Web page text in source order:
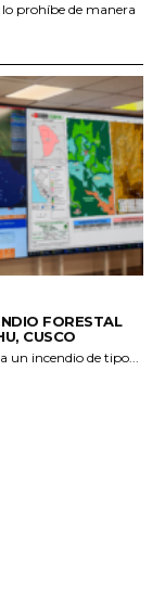
lo prohíbe de manera
FORESTAL
CUSCO
un incendio de tipo...